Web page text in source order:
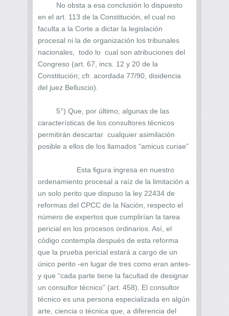
No obsta a esa conclusión lo dispuesto
en el art. 113 de la Constitución, el cual no
faculta a la Corte a dictar la legislación
procesal ni la de organización los tribunales
nacionales, todo lo cual son atribuciones del
Congreso (art. 67, incs. 12 y 20 de la
Constitución; cfr. acordada 77/90, disidencia
del juez Belluscio).
5°) Que, por último, algunas de las
características de los consultores técnicos
permitirán descartar cualquier asimilación
posible a ellos de los llamados “amicus curiae”
Esta figura ingresa en nuestro
ordenamiento procesal a raíz de la limitación a
un solo perito que dispuso la ley 22434 de
reformas del CPCC de la Nación, respecto el
número de expertos que cumplirían la tarea
pericial en los procesos ordinarios. Así, el
código contempla después de esta reforma
que la prueba pericial estará a cargo de un
único perito -en lugar de tres como eran antes-
y que “cada parte tiene la facultad de designar
un consultor técnico” (art. 458). El consultor
técnico es una persona especializada en algún
arte, ciencia o técnica que, a diferencia del